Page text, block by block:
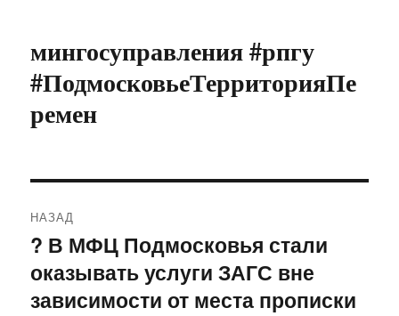
мингосуправления #рпгу
#ПодмосковьеТерриторияПе
ремен
по
записям
НАЗАД
Предыдущая
запись:
? В МФЦ Подмосковья стали
оказывать услуги ЗАГС вне
зависимости от места прописки